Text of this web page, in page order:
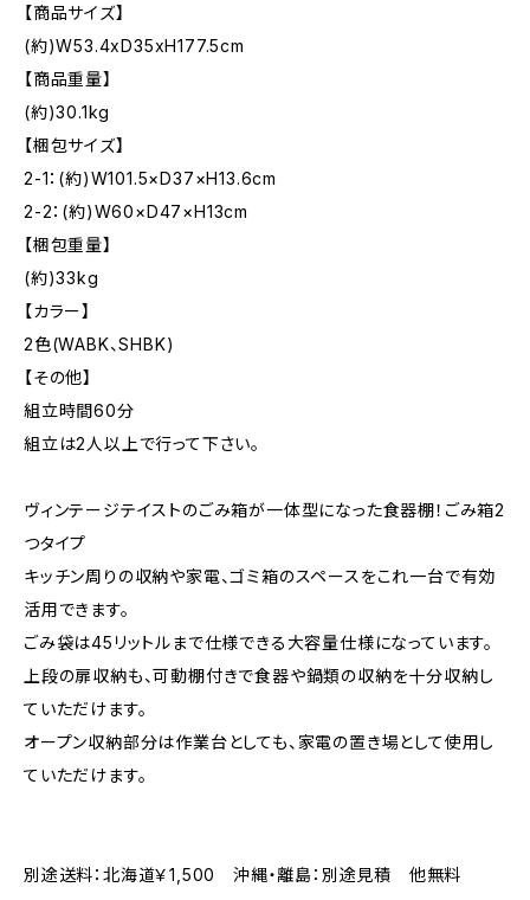
【商品サイズ】
(約)W53.4xD35xH177.5cm
【商品重量】
(約)30.1kg
【梱包サイズ】
2-1：(約)W101.5×D37×H13.6cm
2-2：(約)W60×D47×H13cm
【梱包重量】
(約)33kg
【カラー】
2色(WABK、SHBK)
【その他】
組立時間60分
組立は2人以上で行って下さい。
ヴィンテージテイストのごみ箱が一体型になった食器棚！ごみ箱2
つタイプ
キッチン周りの収納や家電、ゴミ箱のスペースをこれ一台で有効
活用できます。
ごみ袋は45リットルまで仕様できる大容量仕様になっています。
上段の扉収納も、可動棚付きで食器や鍋類の収納を十分収納し
ていただけます。
オープン収納部分は作業台としても、家電の置き場として使用し
ていただけます。
別途送料：北海道￥1,500 沖縄・離島：別途見積 他無料